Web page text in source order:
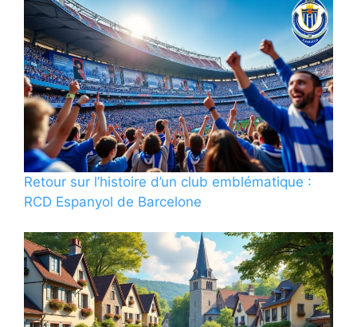
Retour sur l’histoire d’un club emblématique :
RCD Espanyol de Barcelone